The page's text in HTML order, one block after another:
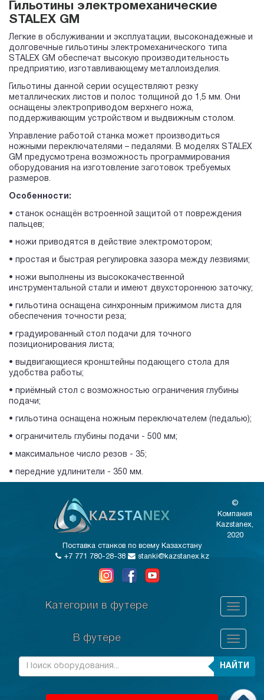
Гильотины электромеханические
STALEX GM
Легкие в обслуживании и эксплуатации, высоконадежные и
долговечные гильотины электромеханического типа
STALEX GM обеспечат высокую производительность
предприятию, изготавливающему металлоизделия.
Гильотины данной серии осуществляют резку
металлических листов и полос толщиной до 1,5 мм. Они
оснащены электроприводом верхнего ножа,
поддерживающим устройством и выдвижным столом.
Управление работой станка может производиться
ножными переключателями – педалями. В моделях STALEX
GM предусмотрена возможность программирования
оборудования на изготовление заготовок требуемых
размеров.
Особенности:
• станок оснащён встроенной защитой от повреждения
пальцев;
• ножи приводятся в действие электромотором;
• простая и быстрая регулировка зазора между лезвиями;
• ножи выполнены из высококачественной
инструментальной стали и имеют двухстороннюю заточку;
• гильотина оснащена синхронным прижимом листа для
обеспечения точности реза;
• градуированный стол подачи для точного
позиционирования листа;
• выдвигающиеся кронштейны подающего стола для
удобства работы;
• приёмный стол с возможностью ограничения глубины
подачи;
• гильотина оснащена ножным переключателем (педалью);
• ограничитель глубины подачи - 500 мм;
• максимальное число резов - 35;
• передние удлинители - 350 мм.
©
Компания
Kazstanex,
2020
Поставка станков по всему Казахстану
+7 771 780-28-38
stanki@kazstanex.kz
Категории в футере
В футере
НАЙТИ